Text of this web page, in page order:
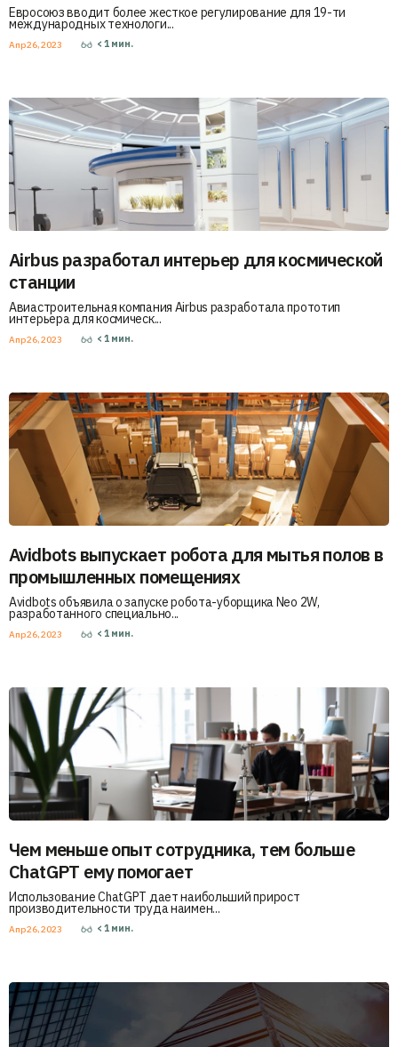
Евросоюз вводит более жесткое регулирование для 19-ти
международных технологи...
Апр 26, 2023 < 1 мин.
Airbus разработал интерьер для космической
станции
Авиастроительная компания Airbus разработала прототип
интерьера для космическ...
Апр 26, 2023 < 1 мин.
Avidbots выпускает робота для мытья полов в
промышленных помещениях
Avidbots объявила о запуске робота-уборщика Neo 2W,
разработанного специально...
Апр 26, 2023 < 1 мин.
Чем меньше опыт сотрудника, тем больше
ChatGPT ему помогает
Использование ChatGPT дает наибольший прирост
производительности труда наимен...
Апр 26, 2023 < 1 мин.